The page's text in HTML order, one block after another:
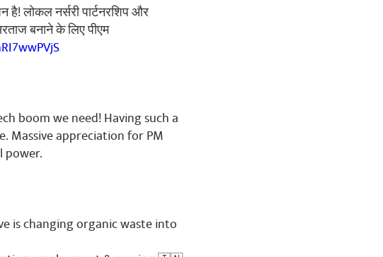
है! लोकल नर्सरी पार्टनरशिप और
बनाने के लिए पीएम
boom we need! Having such a
Massive appreciation for PM
power.
is changing organic waste into